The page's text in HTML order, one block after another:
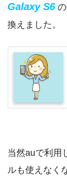
Galaxy S6
換えました。
当然auで利用
ルも使えなく